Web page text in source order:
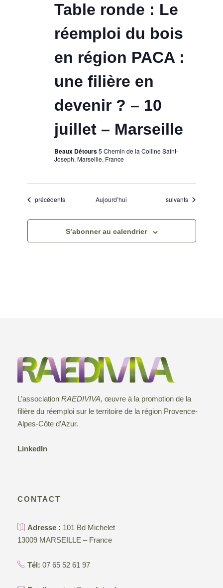
Table ronde : Le
réemploi du bois
en région PACA :
une filière en
devenir ? – 10
juillet – Marseille
Beaux Détours5 Chemin de la Colline Saint-
Joseph, Marseille, France
Évènements
précédents Aujourd’hui Évènements
suivants
S’abonner au calendrier
L’association RAEDIVIVA, œuvre à la promotion de la
filière du réemploi sur le territoire de la région Provence-
Alpes-Côte d’Azur.
LinkedIn
CONTACT
Adresse : 101 Bd Michelet
13009 MARSEILLE – France
Tél: 07 65 52 61 97